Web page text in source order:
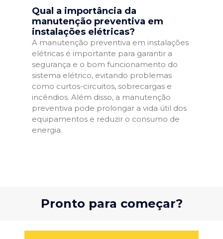
Qual a importância da
manutenção preventiva em
instalações elétricas?
A manutenção preventiva em instalações
elétricas é importante para garantir a
segurança e o bom funcionamento do
sistema elétrico, evitando problemas
como curtos-circuitos, sobrecargas e
incêndios. Além disso, a manutenção
preventiva pode prolongar a vida útil dos
equipamentos e reduzir o consumo de
energia.
Pronto para começar?